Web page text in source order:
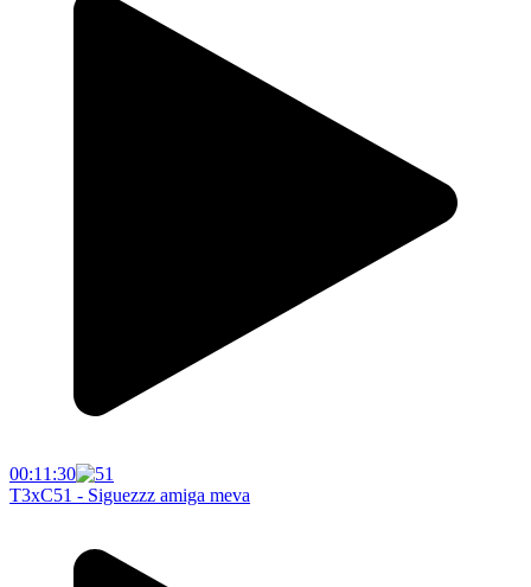
00:11:30
T3xC51 - Siguezzz amiga meva